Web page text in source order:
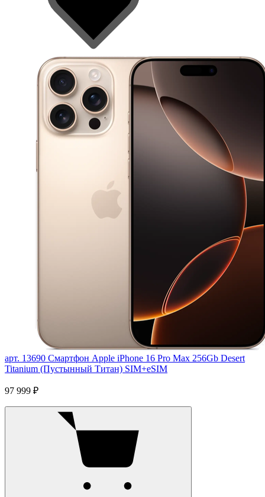
арт. 13690 Смартфон Apple iPhone 16 Pro Max 256Gb Desert
Titanium (Пустынный Титан) SIM+eSIM
97 999 ₽